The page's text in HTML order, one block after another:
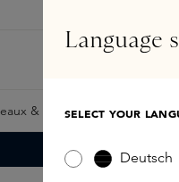
& Giftcards Samples
Language
SELECT YOUR
Deutsch